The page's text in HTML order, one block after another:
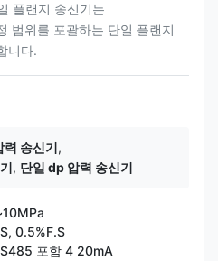
플랜지 송신기는
범위를 포괄하는 단일 플랜지
니다.
송신기,
, 단일 dp 압력 송신기
0.5%F.S
포함 4 20mA